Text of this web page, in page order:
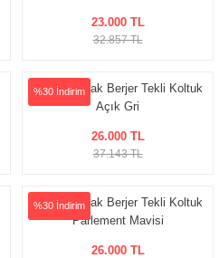
23.000 TL
32.857 TL
%30 İndirim
Star Yuvarlak Berjer Tekli Koltuk
Açık Gri
26.000 TL
37.143 TL
%30 İndirim
Star Yuvarlak Berjer Tekli Koltuk
Parlement Mavisi
26.000 TL